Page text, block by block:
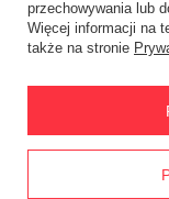
przechowywania lub
Więcej informacji na
także na stronie